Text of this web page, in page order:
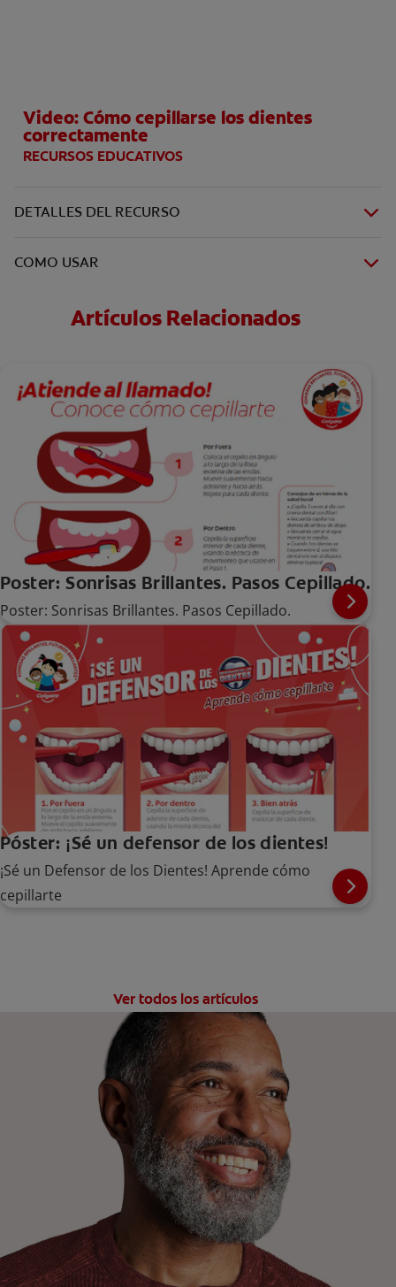
PARA PROFESIONALES
Video: Cómo cepillarse los dientes
correctamente
RECURSOS EDUCATIVOS
DETALLES DEL RECURSO
COMO USAR
Artículos Relacionados
Poster: Sonrisas Brillantes. Pasos Cepillado.
Poster: Sonrisas Brillantes. Pasos Cepillado.
Póster: ¡Sé un defensor de los dientes!
¡Sé un Defensor de los Dientes! Aprende cómo
cepillarte
Ver todos los artículos